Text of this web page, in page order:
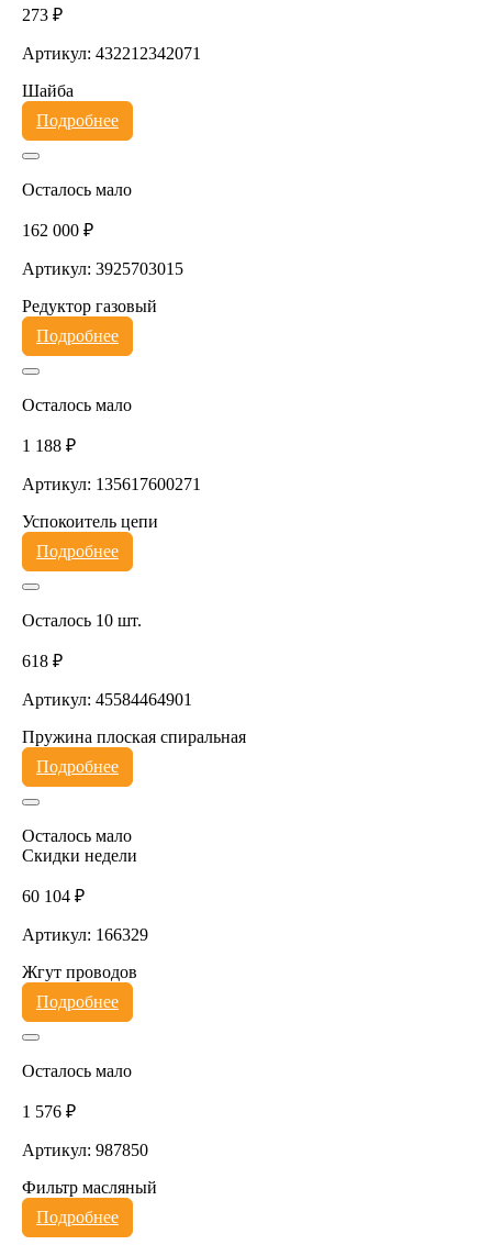
273 ₽
Артикул: 432212342071
Шайба
Подробнее
Осталось мало
162 000 ₽
Артикул: 3925703015
Редуктор газовый
Подробнее
Осталось мало
1 188 ₽
Артикул: 135617600271
Успокоитель цепи
Подробнее
Осталось 10 шт.
618 ₽
Артикул: 45584464901
Пружина плоская спиральная
Подробнее
Осталось мало
Скидки недели
60 104 ₽
Артикул: 166329
Жгут проводов
Подробнее
Осталось мало
1 576 ₽
Артикул: 987850
Фильтр масляный
Подробнее